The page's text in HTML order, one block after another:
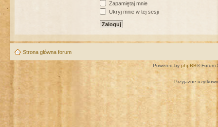
Zapamiętaj mnie
Ukryj mnie w tej sesji
Strona główna forum
Powered by phpBB® Forum
Przyjazne